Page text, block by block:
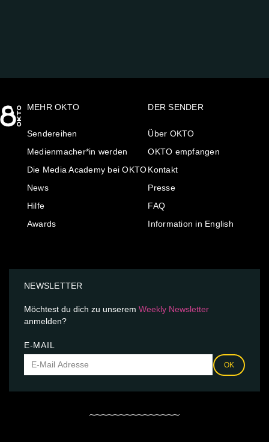
MEHR OKTO
Sendereihen
Medienmacher*in werden
Die Media Academy bei OKTO
News
Hilfe
Awards
DER SENDER
Über OKTO
OKTO empfangen
Kontakt
Presse
FAQ
Information in English
NEWSLETTER
Möchtest du dich zu unserem Weekly Newsletter
anmelden?
E-MAIL
OK